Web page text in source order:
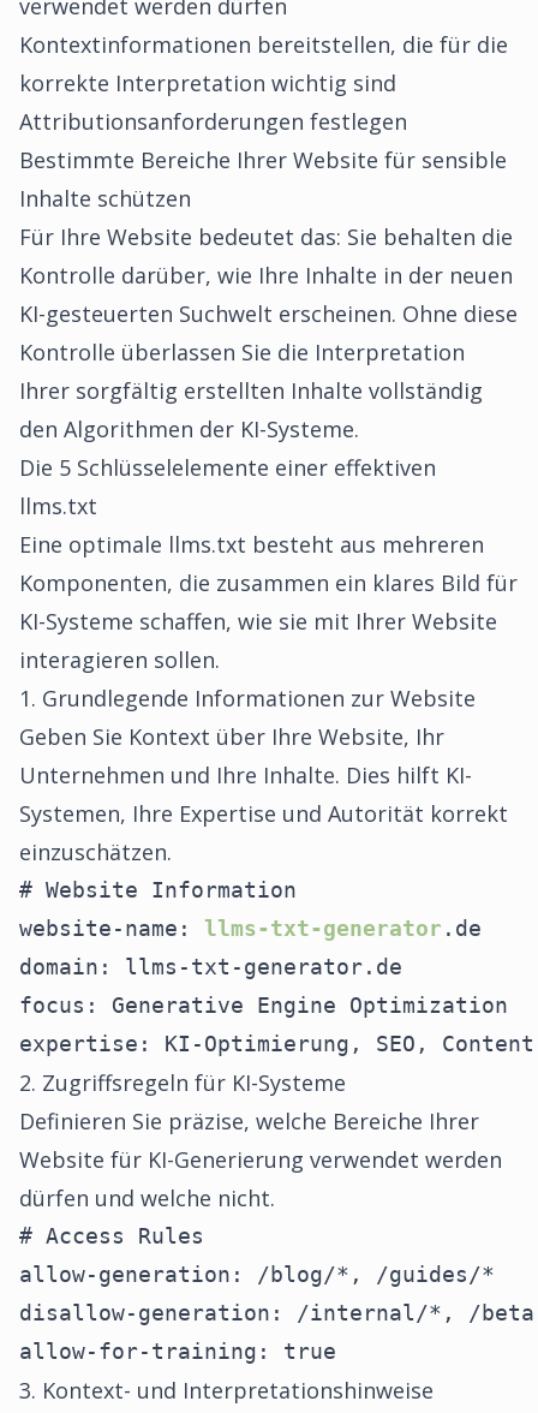
verwendet werden dürfen
Kontextinformationen bereitstellen, die für die
korrekte Interpretation wichtig sind
Attributionsanforderungen festlegen
Bestimmte Bereiche Ihrer Website für sensible
Inhalte schützen
Für Ihre Website bedeutet das: Sie behalten die
Kontrolle darüber, wie Ihre Inhalte in der neuen
KI-gesteuerten Suchwelt erscheinen. Ohne diese
Kontrolle überlassen Sie die Interpretation
Ihrer sorgfältig erstellten Inhalte vollständig
den Algorithmen der KI-Systeme.
Die 5 Schlüsselelemente einer effektiven
llms.txt
Eine optimale llms.txt besteht aus mehreren
Komponenten, die zusammen ein klares Bild für
KI-Systeme schaffen, wie sie mit Ihrer Website
interagieren sollen.
1. Grundlegende Informationen zur Website
Geben Sie Kontext über Ihre Website, Ihr
Unternehmen und Ihre Inhalte. Dies hilft KI-
Systemen, Ihre Expertise und Autorität korrekt
einzuschätzen.
# Website Information
website-name: llms-txt-generator .de
domain: llms-txt-generator.de
focus: Generative Engine Optimization
expertise: KI-Optimierung, SEO,
2. Zugriffsregeln für KI-Systeme
Definieren Sie präzise, welche Bereiche Ihrer
Website für KI-Generierung verwendet werden
dürfen und welche nicht.
# Access Rules
allow-generation: /blog/*, /guides/*
disallow-generation: /internal/*, /
allow-for-training: true
3. Kontext- und Interpretationshinweise